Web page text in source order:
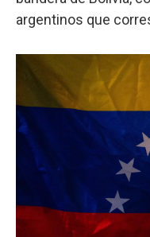
argentinos que